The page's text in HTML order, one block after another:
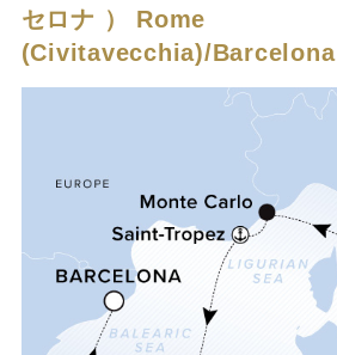
セロナ ） Rome
(Civitavecchia)/Barcelona